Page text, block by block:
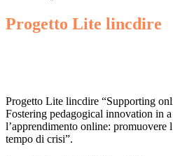
Progetto Lite lincdire
Progetto Lite lincdire “Supporting
Fostering pedagogical innovation in
l’apprendimento online: promuovere
tempo di crisi”.